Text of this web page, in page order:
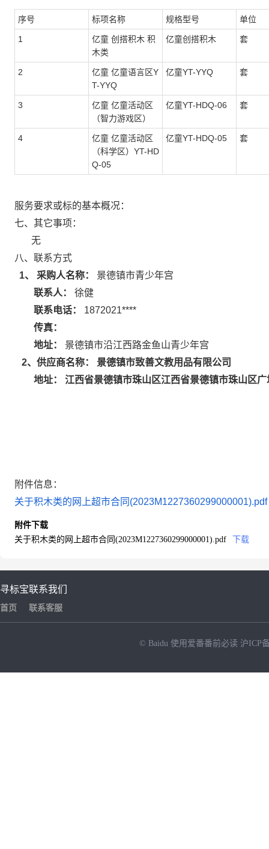
序号 标项名称 规格型号 单位
1
亿童 创搭积木 积
木类
亿童创搭积木 套
2
亿童 亿童语言区Y
T-YYQ
亿童YT-YYQ 套
3
亿童 亿童活动区
（智力游戏区）
亿童YT-HDQ-06 套
4
亿童 亿童活动区
（科学区）YT-HD
Q-05
亿童YT-HDQ-05 套
服务要求或标的基本概况：
七、其它事项：
无
八、联系方式
1、 采购人名称：
景德镇市青少年宫
联系人：
徐健
联系电话：
1872021****
传真：
地址：
景德镇市沿江西路金鱼山青少年宫
2、供应商名称： 景德镇市致善文教用品有限公司
地址： 江西省景德镇市珠山区江西省景德镇市珠山区
附件信息：
关于积木类的网上超市合同(2023M1227360299000001).pdf
附件下载
关于积木类的网上超市合同(2023M1227360299000001).pdf
下载
寻标宝
首页
联系我们
联系客服
© Baidu 使用爱番番前必读 沪ICP